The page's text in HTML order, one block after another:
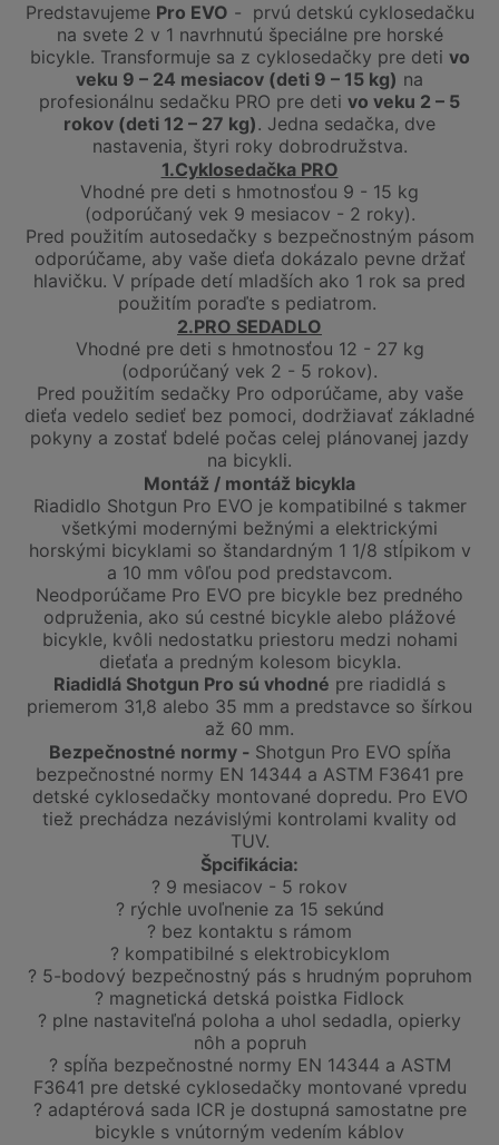
Predstavujeme Pro EVO - prvú detskú cyklosedačku
na svete 2 v 1 navrhnutú špeciálne pre horské
bicykle. Transformuje sa z cyklosedačky pre deti vo
veku 9 – 24 mesiacov (deti 9 – 15 kg) na
profesionálnu sedačku PRO pre deti vo veku 2 – 5
rokov (deti 12 – 27 kg). Jedna sedačka, dve
nastavenia, štyri roky dobrodružstva.
1.Cyklosedačka PRO
Vhodné pre deti s hmotnosťou 9 - 15 kg
(odporúčaný vek 9 mesiacov - 2 roky).
Pred použitím autosedačky s bezpečnostným pásom
odporúčame, aby vaše dieťa dokázalo pevne držať
hlavičku. V prípade detí mladších ako 1 rok sa pred
použitím poraďte s pediatrom.
2.PRO SEDADLO
Vhodné pre deti s hmotnosťou 12 - 27 kg
(odporúčaný vek 2 - 5 rokov).
Pred použitím sedačky Pro odporúčame, aby vaše
dieťa vedelo sedieť bez pomoci, dodržiavať základné
pokyny a zostať bdelé počas celej plánovanej jazdy
na bicykli.
Montáž / montáž bicykla
Riadidlo Shotgun Pro EVO je kompatibilné s takmer
všetkými modernými bežnými a elektrickými
horskými bicyklami so štandardným 1 1/8 stĺpikom v
a 10 mm vôľou pod predstavcom.
Neodporúčame Pro EVO pre bicykle bez predného
odpruženia, ako sú cestné bicykle alebo plážové
bicykle, kvôli nedostatku priestoru medzi nohami
dieťaťa a predným kolesom bicykla.
Riadidlá Shotgun Pro sú vhodné pre riadidlá s
priemerom 31,8 alebo 35 mm a predstavce so šírkou
až 60 mm.
Bezpečnostné normy - Shotgun Pro EVO spĺňa
bezpečnostné normy EN 14344 a ASTM F3641 pre
detské cyklosedačky montované dopredu. Pro EVO
tiež prechádza nezávislými kontrolami kvality od
TUV.
Špcifikácia:
? 9 mesiacov - 5 rokov
? rýchle uvoľnenie za 15 sekúnd
? bez kontaktu s rámom
? kompatibilné s elektrobicyklom
? 5-bodový bezpečnostný pás s hrudným popruhom
? magnetická detská poistka Fidlock
? plne nastaviteľná poloha a uhol sedadla, opierky
nôh a popruh
? spĺňa bezpečnostné normy EN 14344 a ASTM
F3641 pre detské cyklosedačky montované vpredu
? adaptérová sada ICR je dostupná samostatne pre
bicykle s vnútorným vedením káblov